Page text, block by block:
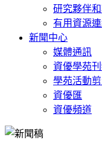
研究夥伴
有用資源
新聞中心
媒體通訊
資優學苑
學苑活動
資優匯
資優頻道